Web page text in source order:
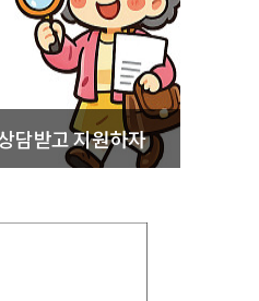
담받고 지원하자